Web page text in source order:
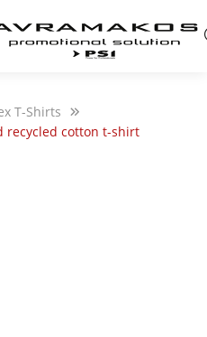
T-Shirts
recycled cotton t-shirt